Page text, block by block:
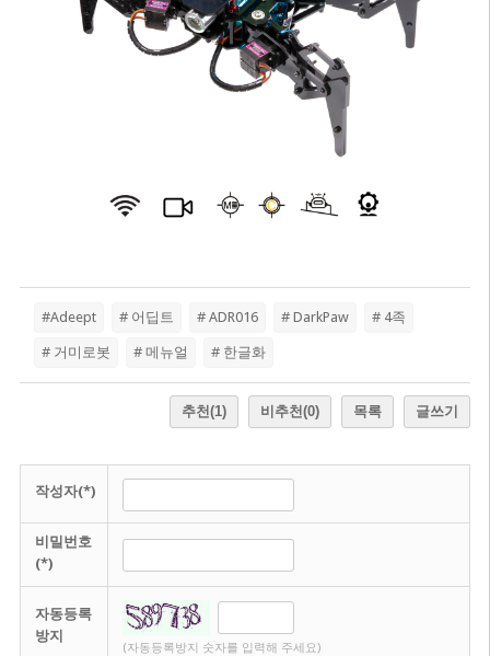
#Adeept # 어딥트 # ADR016 # DarkPaw # 4족
# 거미로봇 # 메뉴얼 # 한글화
추천(1) 비추천(0) 목록 글쓰기
작성자(*)
비밀번호
(*)
자동등록
방지
(자동등록방지 숫자를 입력해 주세요)